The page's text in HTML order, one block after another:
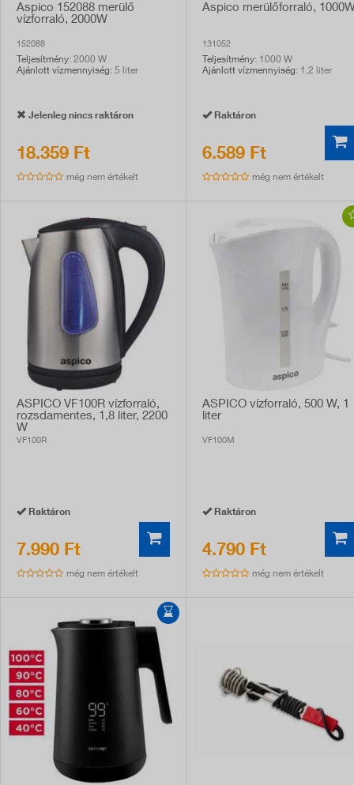
Aspico 152088 merülő
vízforraló, 2000W
152088
Teljesítmény: 2000 W
Ajánlott vízmennyiség: 5 liter
Jelenleg nincs raktáron
18.359 Ft
még nem értékelt
Aspico merülőforraló,
131052
Teljesítmény: 1000 W
Ajánlott vízmennyiség: 1,2 liter
Raktáron
6.589 Ft
még nem értékelt
ASPICO VF100R vízforraló,
rozsdamentes, 1,8 liter, 2200
W
VF100R
Raktáron
7.990 Ft
még nem értékelt
ASPICO vízforraló, 500 W, 1
liter
VF100M
Raktáron
4.790 Ft
még nem értékelt